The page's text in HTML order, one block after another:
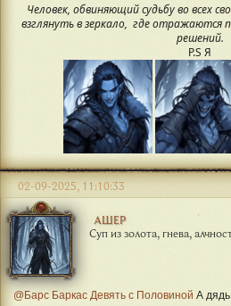
Человек, обвиняющий судьбу во всех
взглянуть в зеркало, где отражаются
решений.
P.S Я
АШЕР
Суп из золота, гнева,
02-09-2025, 11:10:33
@Барс Баркас Девять с Половиной А дядь